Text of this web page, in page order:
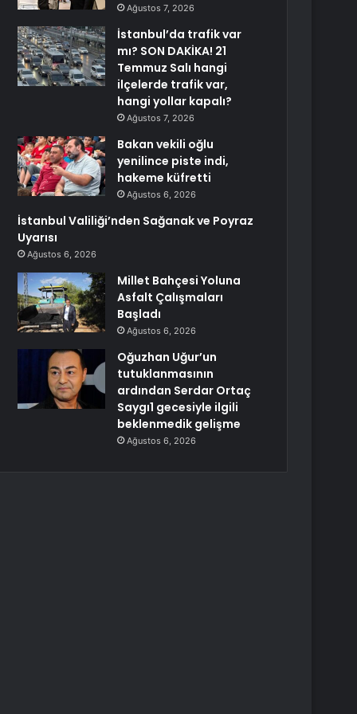
Ağustos 7, 2026
İstanbul’da trafik var
mı? SON DAKİKA! 21
Temmuz Salı hangi
ilçelerde trafik var,
hangi yollar kapalı?
Ağustos 7, 2026
Bakan vekili oğlu
yenilince piste indi,
hakeme küfretti
Ağustos 6, 2026
İstanbul Valiliği’nden Sağanak ve Poyraz
Uyarısı
Ağustos 6, 2026
Millet Bahçesi Yoluna
Asfalt Çalışmaları
Başladı
Ağustos 6, 2026
Oğuzhan Uğur’un
tutuklanmasının
ardından Serdar Ortaç
Saygı1 gecesiyle ilgili
beklenmedik gelişme
Ağustos 6, 2026